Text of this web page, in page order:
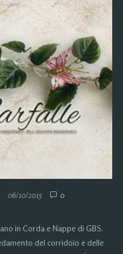
06/10/2015 0
in Corda e Nappe di GBS.
del corridoio e delle